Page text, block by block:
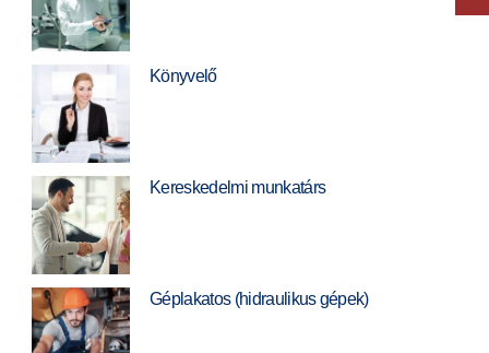
Könyvelő
Kereskedelmi munkatárs
Géplakatos (hidraulikus gépek)